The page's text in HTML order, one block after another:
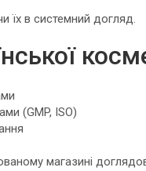
їх в системний догляд.
(GMP, ISO)
магазині